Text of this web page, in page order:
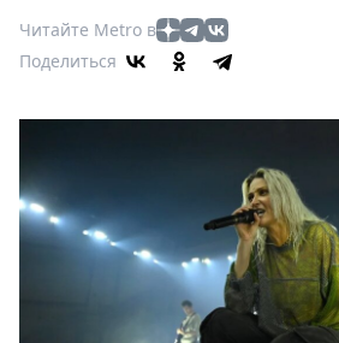
Выставки
Пресс-
О
Спецпроекты
Звезды
Выборы
Скачай
Читайте Metro в
Поделиться